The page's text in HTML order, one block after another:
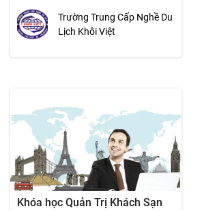
Trường Trung Cấp Nghề Du
Lịch Khôi Việt
Khóa học Quản Trị Khách Sạn